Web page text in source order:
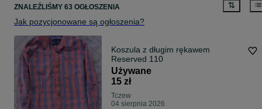
ZNALEŹLIŚMY 63 OGŁOSZENIA
Jak pozycjonowane są ogłoszenia?
Koszula z długim rękawem
Reserved 110
Używane
15 zł
Tczew
04 sierpnia 2026